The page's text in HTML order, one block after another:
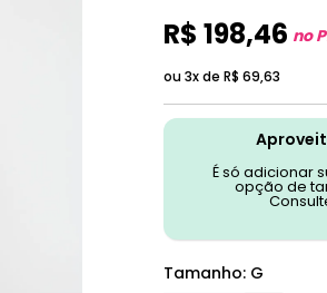
R$ 198,46 no
ou 3x de R$ 69,63
É só adicionar
opção de
Tamanho: G